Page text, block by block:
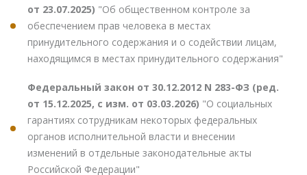
от 23.07.2025) "Об общественном контроле за
обеспечением прав человека в местах
принудительного содержания и о содействии лицам,
находящимся в местах принудительного содержания"
Федеральный закон от 30.12.2012 N 283-ФЗ (ред.
от 15.12.2025, с изм. от 03.03.2026) "О социальных
гарантиях сотрудникам некоторых федеральных
органов исполнительной власти и внесении
изменений в отдельные законодательные акты
Российской Федерации"